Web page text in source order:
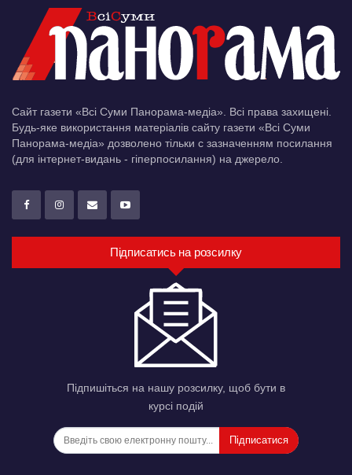
Сайт газети «Всі Суми Панорама-медіа». Всі права захищені.
Будь-яке використання матеріалів сайту газети «Всі Суми
Панорама-медіа» дозволено тільки c зазначенням посилання
(для інтернет-видань - гіперпосилання) на джерело.
Підписатись на розсилку
Підпишіться на нашу розсилку, щоб бути в
курсі подій
Підписатися